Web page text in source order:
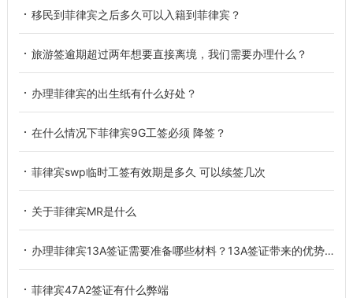
移民到菲律宾之后多久可以入籍到菲律宾？
旅游签逾期超过两年想要直接离境，我们需要办理什么？
办理菲律宾的出生纸有什么好处？
在什么情况下菲律宾9G工签必须 降签？
菲律宾swp临时工签有效期是多久 可以续签几次
关于菲律宾MR是什么
办理菲律宾13A签证需要准备哪些材料？13A签证带来的优势又有哪些？
菲律宾47A2签证有什么弊端